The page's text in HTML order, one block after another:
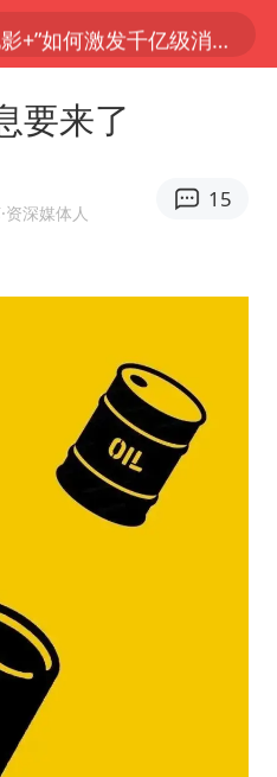
四川宜宾市高县4.9级地震致1人死亡
中国女篮70-67险胜尼日利亚女篮
口禁令驱动有色板块大涨
斌韩磊 谁帮谁
彦斌获《歌手2026》歌王
要来了
·资深媒体人
15